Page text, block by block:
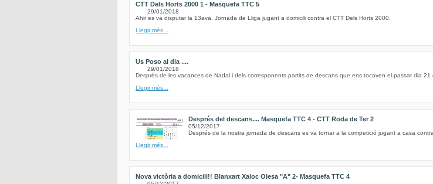
CTT Dels Horts 2000 1 - Masquefa TTC 5
29/01/2018
Ahir es va disputar la 13ava. Jornada de Lliga jugant a domicili contra el CTT Dels Horts 2000.
Llegir més...
Us Poso al dia ....
29/01/2018
Després de les vacances de Nadal i dels corresponents partits de descans que ens tocaven el passat dia 21
Llegir més...
Després del descans.... Masquefa TTC 4 - CTT Roda de Ter 2
05/12/2017
Després de la nostra jornada de descans es va tornar a la competició jugant a casa
Llegir més...
Nova victòria a domicili!! Blanxart Xaloc Olesa "A" 2- Masquefa TTC 4